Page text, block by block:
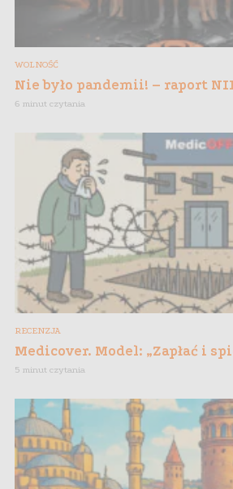
WOLNOŚĆ
Nie było pandemii! – raport
6 minut czytania
RECENZJA
Medicover. Model: „Zapłać i
5 minut czytania